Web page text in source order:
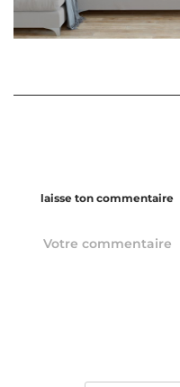
laisse ton commentaire